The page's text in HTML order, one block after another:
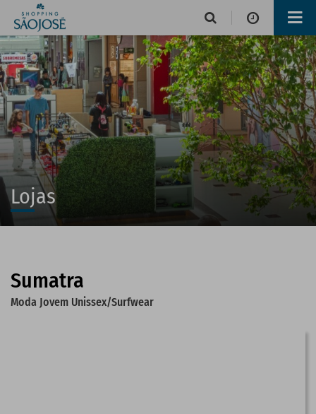
Horário de funcionamento
Lojas
Alimentação e Lazer
Operações de serviços
Lojas
Sumatra
Moda Jovem Unissex/Surfwear